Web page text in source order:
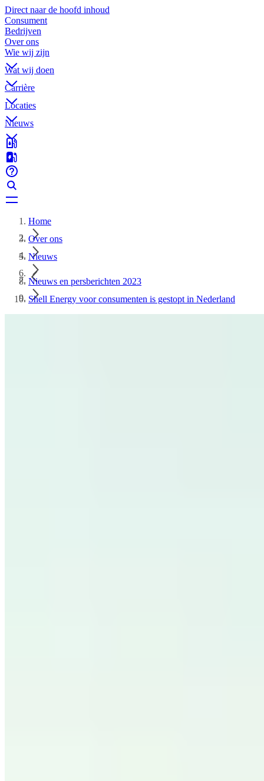
Direct naar de hoofd inhoud
Consument
Bedrijven
Over ons
Wie wij zijn
Wat wij doen
Carrière
Locaties
Nieuws
Home
Over ons
Nieuws
Nieuws en persberichten 2023
Shell Energy voor consumenten is gestopt in Nederland